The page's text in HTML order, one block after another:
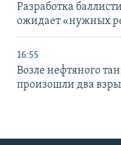
Разработка
ожидает «нужных
16:55
Возле нефтяного
произошли два